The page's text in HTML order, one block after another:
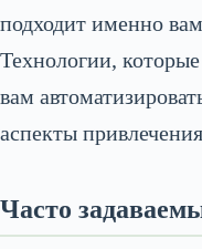
подходит именно
Технологии,
вам
аспекты
Часто